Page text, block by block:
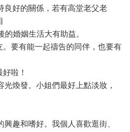
良好的關係，若有高堂老父老
的婚姻生活大有助益。
要有能一起禱告的同伴，也要有
啦！
煥發。小姐們最好上點淡妝，
趣和嗜好。我個人喜歡逛街、